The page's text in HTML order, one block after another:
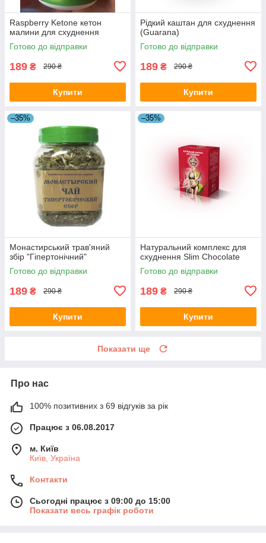
Raspberry Ketone кетон
малини для схуднення
Готово до відправки
189 ₴ 290 ₴
Купити
Рідкий каштан для схуднення
(Guarana)
Готово до відправки
189 ₴ 290 ₴
Купити
–35%
Монастирський трав'яний
збір "Гіпертонічний"
Готово до відправки
189 ₴ 290 ₴
Купити
–35%
Натуральний комплекс для
схуднення Slim Choсolate
Готово до відправки
189 ₴ 290 ₴
Купити
Показати ще
Про нас
100% позитивних з 69 відгуків за рік
Працює з 06.08.2017
м. Київ
Київ, Україна
Контакти
Сьогодні працює з 09:00 до 15:00
Показати весь графік роботи